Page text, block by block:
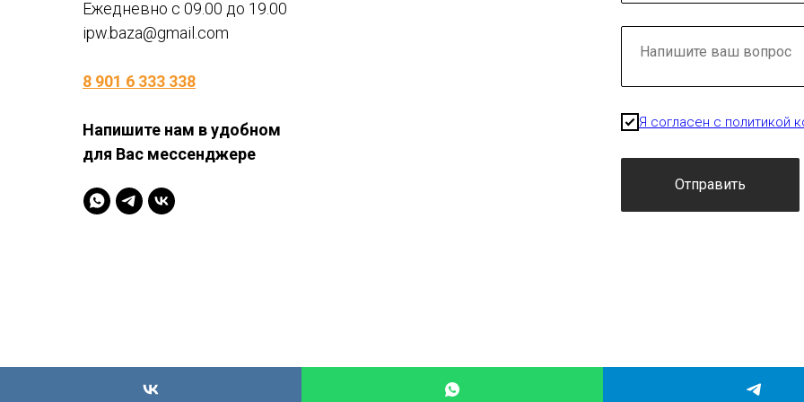
Ежедневно с 09.00 до 19.00
ipw.baza@gmail.com
8 901 6 333 338
Напишите нам в удобном
для Вас мессенджере
Я согласен с политикой
Отправить